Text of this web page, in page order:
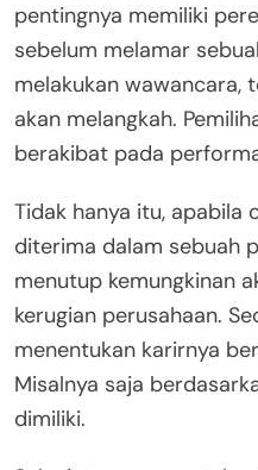
pentingnya memiliki
sebelum melamar
melakukan wawancara,
akan melangkah.
berakibat pada
Tidak hanya itu,
diterima dalam sebuah
menutup kemungkinan
kerugian perusahaan.
menentukan karirnya
Misalnya saja
dimiliki.